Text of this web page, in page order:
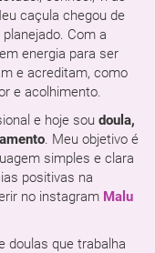
caçula chegou de
Com a
energia para ser
e acreditam, como
e acolhimento.
e hoje sou doula,
. Meu objetivo é
simples e clara
positivas na
no instagram Malu
doulas que trabalha